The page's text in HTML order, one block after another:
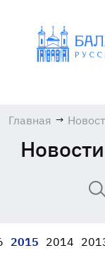
Главная →
2015 2014